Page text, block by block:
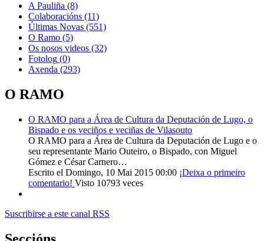
A Pauliña (8)
Colaboracións (11)
Últimas Novas (551)
O Ramo (5)
Os nosos videos (32)
Fotolog (0)
Axenda (293)
O RAMO
O RAMO para a Área de Cultura da Deputación de Lugo, o
Bispado e os veciños e veciñas de Vilasouto
O RAMO para a Área de Cultura da Deputación de Lugo e o
seu representante Mario Outeiro, o Bispado, con Miguel
Gómez e César Carnero…
Escrito el Domingo, 10 Mai 2015 00:00 ¡Deixa o primeiro
comentario! Visto 10793 veces
Suscribirse a este canal RSS